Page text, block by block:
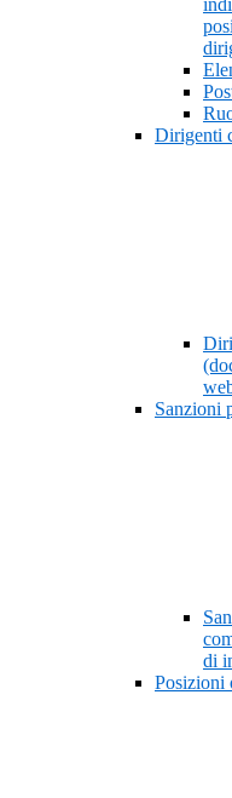
Dirigenti
Sanzioni
di
Posizioni